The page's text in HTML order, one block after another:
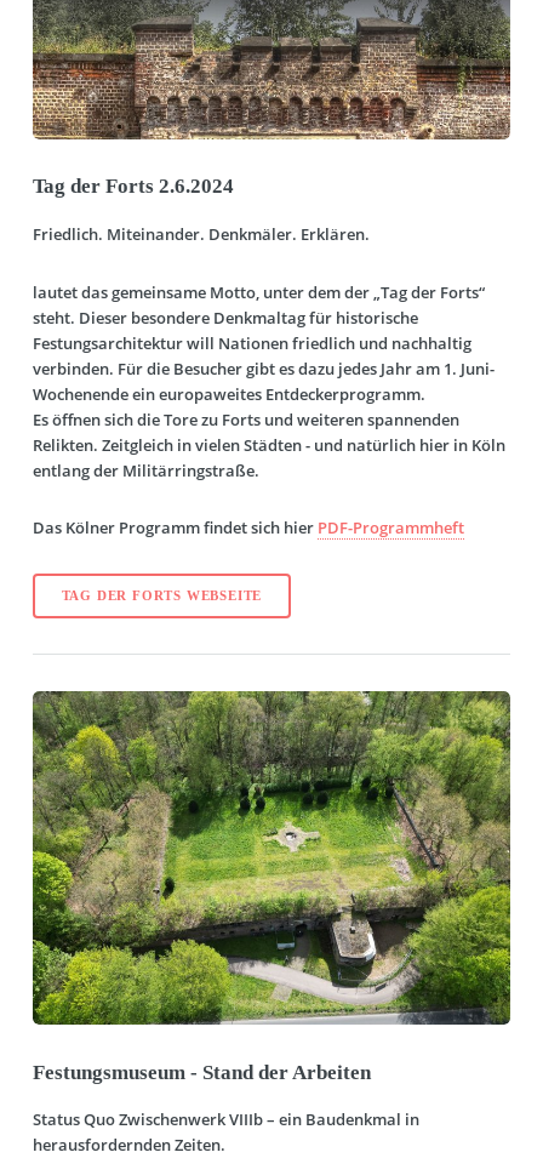
Tag der Forts 2.6.2024
Friedlich. Miteinander. Denkmäler. Erklären.
lautet das gemeinsame Motto, unter dem der „Tag der Forts“
steht. Dieser besondere Denkmaltag für historische
Festungsarchitektur will Nationen friedlich und nachhaltig
verbinden. Für die Besucher gibt es dazu jedes Jahr am 1. Juni-
Wochenende ein europaweites Entdeckerprogramm.
Es öffnen sich die Tore zu Forts und weiteren spannenden
Relikten. Zeitgleich in vielen Städten - und natürlich hier in Köln
entlang der Militärringstraße.
Das Kölner Programm findet sich hier PDF-Programmheft
TAG DER FORTS WEBSEITE
Festungsmuseum - Stand der Arbeiten
Status Quo Zwischenwerk VIIIb – ein Baudenkmal in
herausfordernden Zeiten.